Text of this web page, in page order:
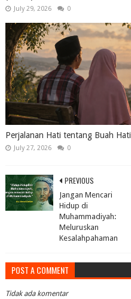
July 29, 2026 0
Perjalanan Hati tentang Buah Hati
July 27, 2026 0
PREVIOUS
Jangan Mencari
Hidup di
Muhammadiyah:
Meluruskan
Kesalahpahaman
POST A COMMENT
Tidak ada komentar